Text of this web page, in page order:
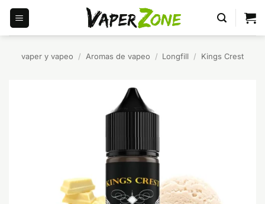
Saltar
contenido
vaper y vapeo / Aromas de vapeo / Longfill / Kings Crest